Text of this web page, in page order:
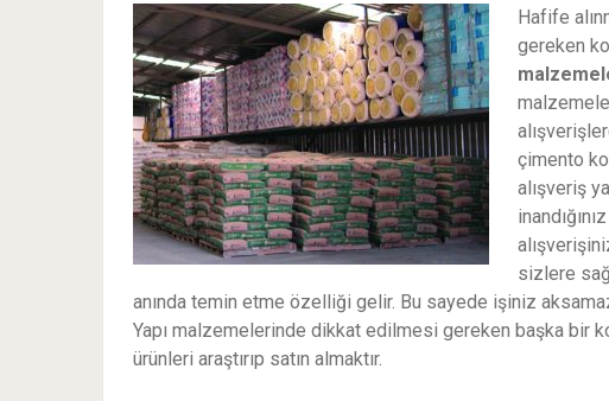
Hafife
gereken
çimento
alışveriş
sizlere
anında temin etme özelliği gelir. Bu sayede işiniz
Yapı malzemelerinde dikkat edilmesi gereken başka bir
ürünleri araştırıp satın almaktır.